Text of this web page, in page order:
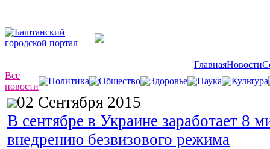
ГлавнаяНовости
Все
новости
Политика Общество Здоровье Наука Культура
02 Сентября 2015
В сентябре в Украине заработает 8
внедрению безвизового режима